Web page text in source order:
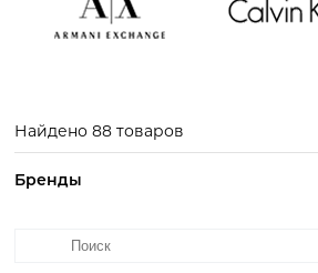
товары
Найдено 88 товаров
Бренды